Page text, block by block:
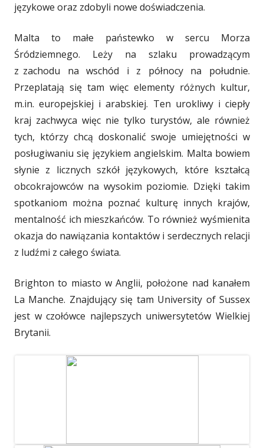
językowe oraz zdobyli nowe doświadczenia.
Malta to małe państewko w sercu Morza
Śródziemnego. Leży na szlaku prowadzącym
z zachodu na wschód i z północy na południe.
Przeplatają się tam więc elementy różnych kultur,
m.in. europejskiej i arabskiej. Ten urokliwy i ciepły
kraj zachwyca więc nie tylko turystów, ale również
tych, którzy chcą doskonalić swoje umiejętności w
posługiwaniu się językiem angielskim. Malta bowiem
słynie z licznych szkół językowych, które kształcą
obcokrajowców na wysokim poziomie. Dzięki takim
spotkaniom można poznać kulturę innych krajów,
mentalność ich mieszkańców. To również wyśmienita
okazja do nawiązania kontaktów i serdecznych relacji
z ludźmi z całego świata.
Brighton to miasto w Anglii, położone nad kanałem
La Manche. Znajdujący się tam University of Sussex
jest w czołówce najlepszych uniwersytetów Wielkiej
Brytanii.